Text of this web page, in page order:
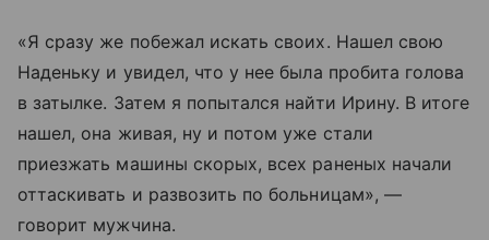
«Я сразу же побежал искать своих. Нашел свою
Наденьку и увидел, что у нее была пробита голова
в затылке. Затем я попытался найти Ирину. В итоге
нашел, она живая, ну и потом уже стали
приезжать машины скорых, всех раненых начали
оттаскивать и развозить по больницам», —
говорит мужчина.